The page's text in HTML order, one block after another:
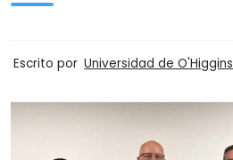
Escrito por Universidad de O'Higgins